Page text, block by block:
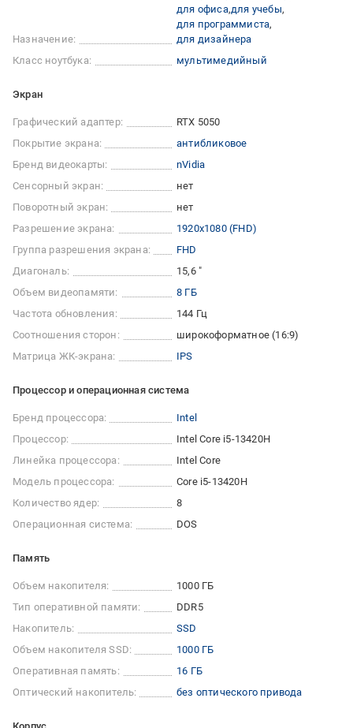
Назначение:
для офиса для учебы
для программиста
для дизайнера
Класс ноутбука:
мультимедийный
Экран
Графический адаптер:
RTX 5050
Покрытие экрана:
антибликовое
Бренд видеокарты:
nVidia
Сенсорный экран:
нет
Поворотный экран:
нет
Разрешение экрана:
1920x1080 (FHD)
Группа разрешения экрана:
FHD
Диагональ:
15,6 "
Объем видеопамяти:
8 ГБ
Частота обновления:
144 Гц
Соотношения сторон:
широкоформатное (16:9)
Матрица ЖК-экрана:
IPS
Процессор и операционная система
Бренд процессора:
Intel
Процессор:
Intel Core i5-13420H
Линейка процессора:
Intel Core
Модель процессора:
Core i5-13420H
Количество ядер:
8
Операционная система:
DOS
Память
Объем накопителя:
1000 ГБ
Тип оперативной памяти:
DDR5
Накопитель:
SSD
Объем накопителя SSD:
1000 ГБ
Оперативная память:
16 ГБ
Оптический накопитель:
без оптического привода